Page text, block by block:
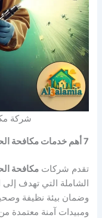
شركة
7 أهم خدمات مكافحة الحشرات في منديشة
تقدم شركاتمكافحة
الشاملة التي تهدف
وضمان بيئة نظيفة
ومبيدات آمنة معتمدة